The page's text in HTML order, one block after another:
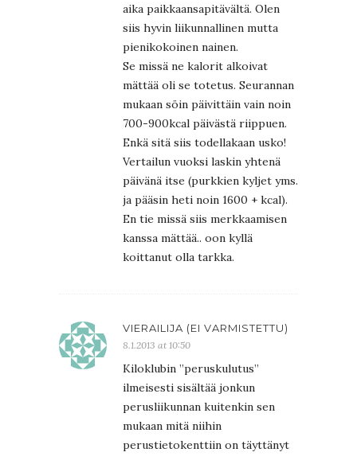
aika paikkaansapitävältä. Olen
siis hyvin liikunnallinen mutta
pienikokoinen nainen.
Se missä ne kalorit alkoivat
mättää oli se totetus. Seurannan
mukaan söin päivittäin vain noin
700-900kcal päivästä riippuen.
Enkä sitä siis todellakaan usko!
Vertailun vuoksi laskin yhtenä
päivänä itse (purkkien kyljet yms.
ja pääsin heti noin 1600 + kcal).
En tie missä siis merkkaamisen
kanssa mättää.. oon kyllä
koittanut olla tarkka.
VIERAILIJA (EI VARMISTETTU)
8.1.2013 at 10:50
Kiloklubin ”peruskulutus”
ilmeisesti sisältää jonkun
perusliikunnan kuitenkin sen
mukaan mitä niihin
perustietokenttiin on täyttänyt